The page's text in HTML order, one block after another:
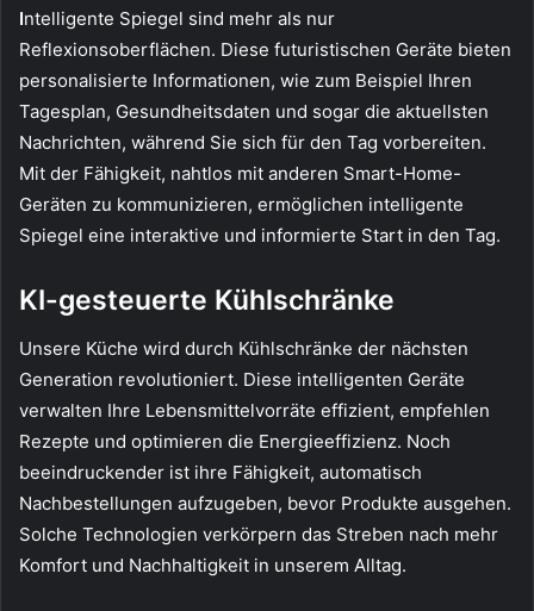
Intelligente Spiegel sind mehr als nur
Reflexionsoberflächen. Diese futuristischen Geräte bieten
personalisierte Informationen, wie zum Beispiel Ihren
Tagesplan, Gesundheitsdaten und sogar die aktuellsten
Nachrichten, während Sie sich für den Tag vorbereiten.
Mit der Fähigkeit, nahtlos mit anderen Smart-Home-
Geräten zu kommunizieren, ermöglichen intelligente
Spiegel eine interaktive und informierte Start in den Tag.
KI-gesteuerte Kühlschränke
Unsere Küche wird durch Kühlschränke der nächsten
Generation revolutioniert. Diese intelligenten Geräte
verwalten Ihre Lebensmittelvorräte effizient, empfehlen
Rezepte und optimieren die Energieeffizienz. Noch
beeindruckender ist ihre Fähigkeit, automatisch
Nachbestellungen aufzugeben, bevor Produkte ausgehen.
Solche Technologien verkörpern das Streben nach mehr
Komfort und Nachhaltigkeit in unserem Alltag.